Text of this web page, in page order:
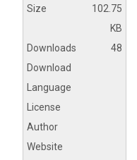
Size
102.75
KB
Downloads
48
Download
Language
License
Author
Website